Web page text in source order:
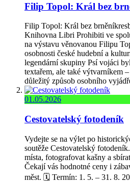
Filip Topol: Král bez
Filip Topol: Král bez
Knihovna Libri Prohibiti ve
na výstavu věnovanou Filipu
osobnosti české hudební a
legendární skupiny Psí vojáci
textařem, ale také výtvarníkem
důležitý způsob osobního
01.05.2026
Cestovatelský fotodeník
Vydejte se na výlet po
soutěže Cestovatelský
místa, fotografovat kašny a
Čekají vás hodnotné ceny i
měst. 🗓️ Termín: 1. 5. – 31. 8.